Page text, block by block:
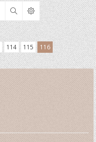
Search
114 115 116